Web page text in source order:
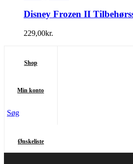
Disney Frozen II
229,00kr.
Shop
Min konto
Søg
Ønskeliste